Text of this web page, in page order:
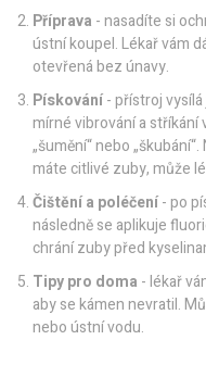
Příprava - nasadíte si
ústní koupel. Lékař vám
otevřená bez únavy.
Pískování- přístroj
mírné vibrování a stříkání
„šumění“ nebo
máte citlivé zuby, může
Čištění a poléčení- po
následně se aplikuje
chrání zuby před
Tipy pro doma - lékař
aby se kámen nevratil.
nebo ústní vodu.